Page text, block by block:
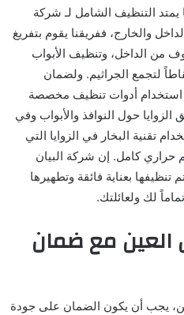
يمتد التنظيف الشامل لـ شركة
والخارج، ففريقنا يقوم بتفريغ
من الداخل، وتنظيف الأبواب
لتجمع الجراثيم. ولضمان
استخدام أدوات تنظيف مخصصة
حول النوافذ والأبواب وفي
تقنية البخار في الزوايا التي
حراري كامل. إن شركة البيان
بعناية فائقة وتطهيرها
لك ولعائلتك.
مع ضمان
يجب أن يكون الضمان على جودة